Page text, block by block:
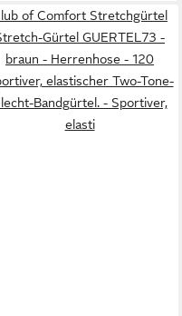
of Comfort Stretchgürtel
Gürtel GUERTEL73 -
braun - Herrenhose - 120
elastischer Two-Tone-
Bandgürtel. - Sportiver,
elasti